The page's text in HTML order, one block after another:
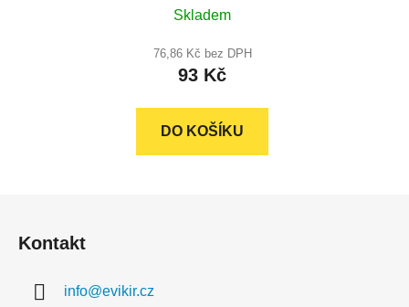
hodnocení
produktu
je
z
Skladem
76,86 Kč bez DPH
93 Kč
DO KOŠÍKU
Kontakt
info@evikir.cz